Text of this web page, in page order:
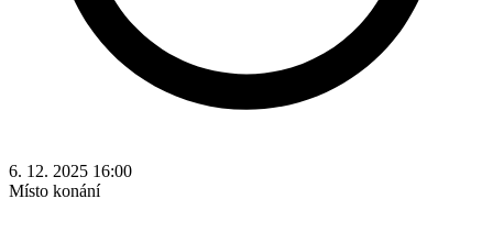
6. 12. 2025 16:00
Místo konání